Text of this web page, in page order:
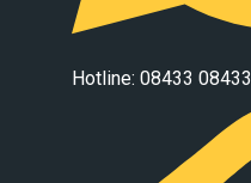
Hotline: 08433 08433